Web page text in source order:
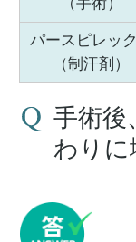
パースピレッ
（制汗剤）
手術後
わりに